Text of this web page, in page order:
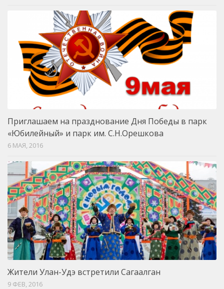
Приглашаем на празднование Дня Победы в парк
«Юбилейный» и парк им. С.Н.Орешкова
6 МАЯ, 2016
Жители Улан-Удэ встретили Сагаалган
9 ФЕВ, 2016